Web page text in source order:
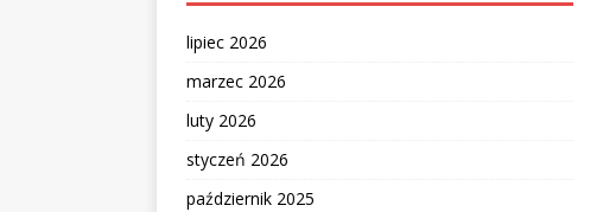
lipiec 2026
marzec 2026
luty 2026
styczeń 2026
październik 2025